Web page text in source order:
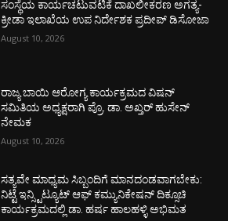
ಸಂಸ್ಥೆಯ ಕಾರ್ಯಚಟುವಟಿಕೆ ದಾಖಲೀಕರಣ ಅಗತ್ಯ-
ಕ್ರೀಡಾ ಇಲಾಖೆಯ ಉಪ ನಿರ್ದೇಶಕ ಪ್ರದೀಪ್ ಡಿಸೋಜಾ
August 10, 2026
ರಾಜ್ಯ ಬಾಯಿ ಆರೋಗ್ಯ ಕಾರ್ಯಕ್ರಮದ ವಿಷನ್
ಸಮಿತಿಯ ಅಧ್ಯಕ್ಷರಾಗಿ ಪ್ರೊ. ಡಾ. ಅಖ್ತರ್ ಹುಸೇನ್
ನೇಮಕ
August 10, 2026
ಸತ್ಯವೇ ಮಾಧ್ಯಮ ಸಿಬ್ಬಂದಿಗೆ ಮಾನದಂಡವಾಗಬೇಕು:
ನಿಟ್ಟೆ ಇನ್ಸ್ಟಿಟ್ಯೂಟ್ ಆಫ್ ಕಮ್ಯುನಿಕೇಷನ್ ದಿಕ್ಸೂಚಿ
ಕಾರ್ಯಕ್ರಮದಲ್ಲಿ ಡಾ. ಹರ್ಷ ಹಾಲಹಳ್ಳಿ ಅಭಿಮತ